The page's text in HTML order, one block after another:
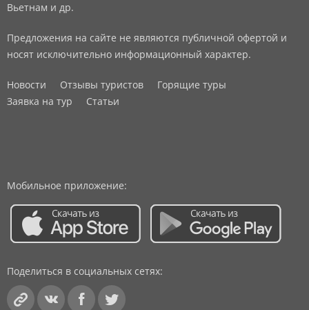
Вьетнам и др.
Предложения на сайте не являются публичной офертой и
носят исключительно информационный характер.
Новости Отзывы туристов
Горящие туры
Заявка на тур
Статьи
Мобильное приложение:
Поделиться в социальных сетях: